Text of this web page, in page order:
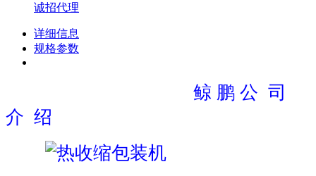
诚招代理
详细信息
规格参数
鲸 鹏 公 司
介 绍